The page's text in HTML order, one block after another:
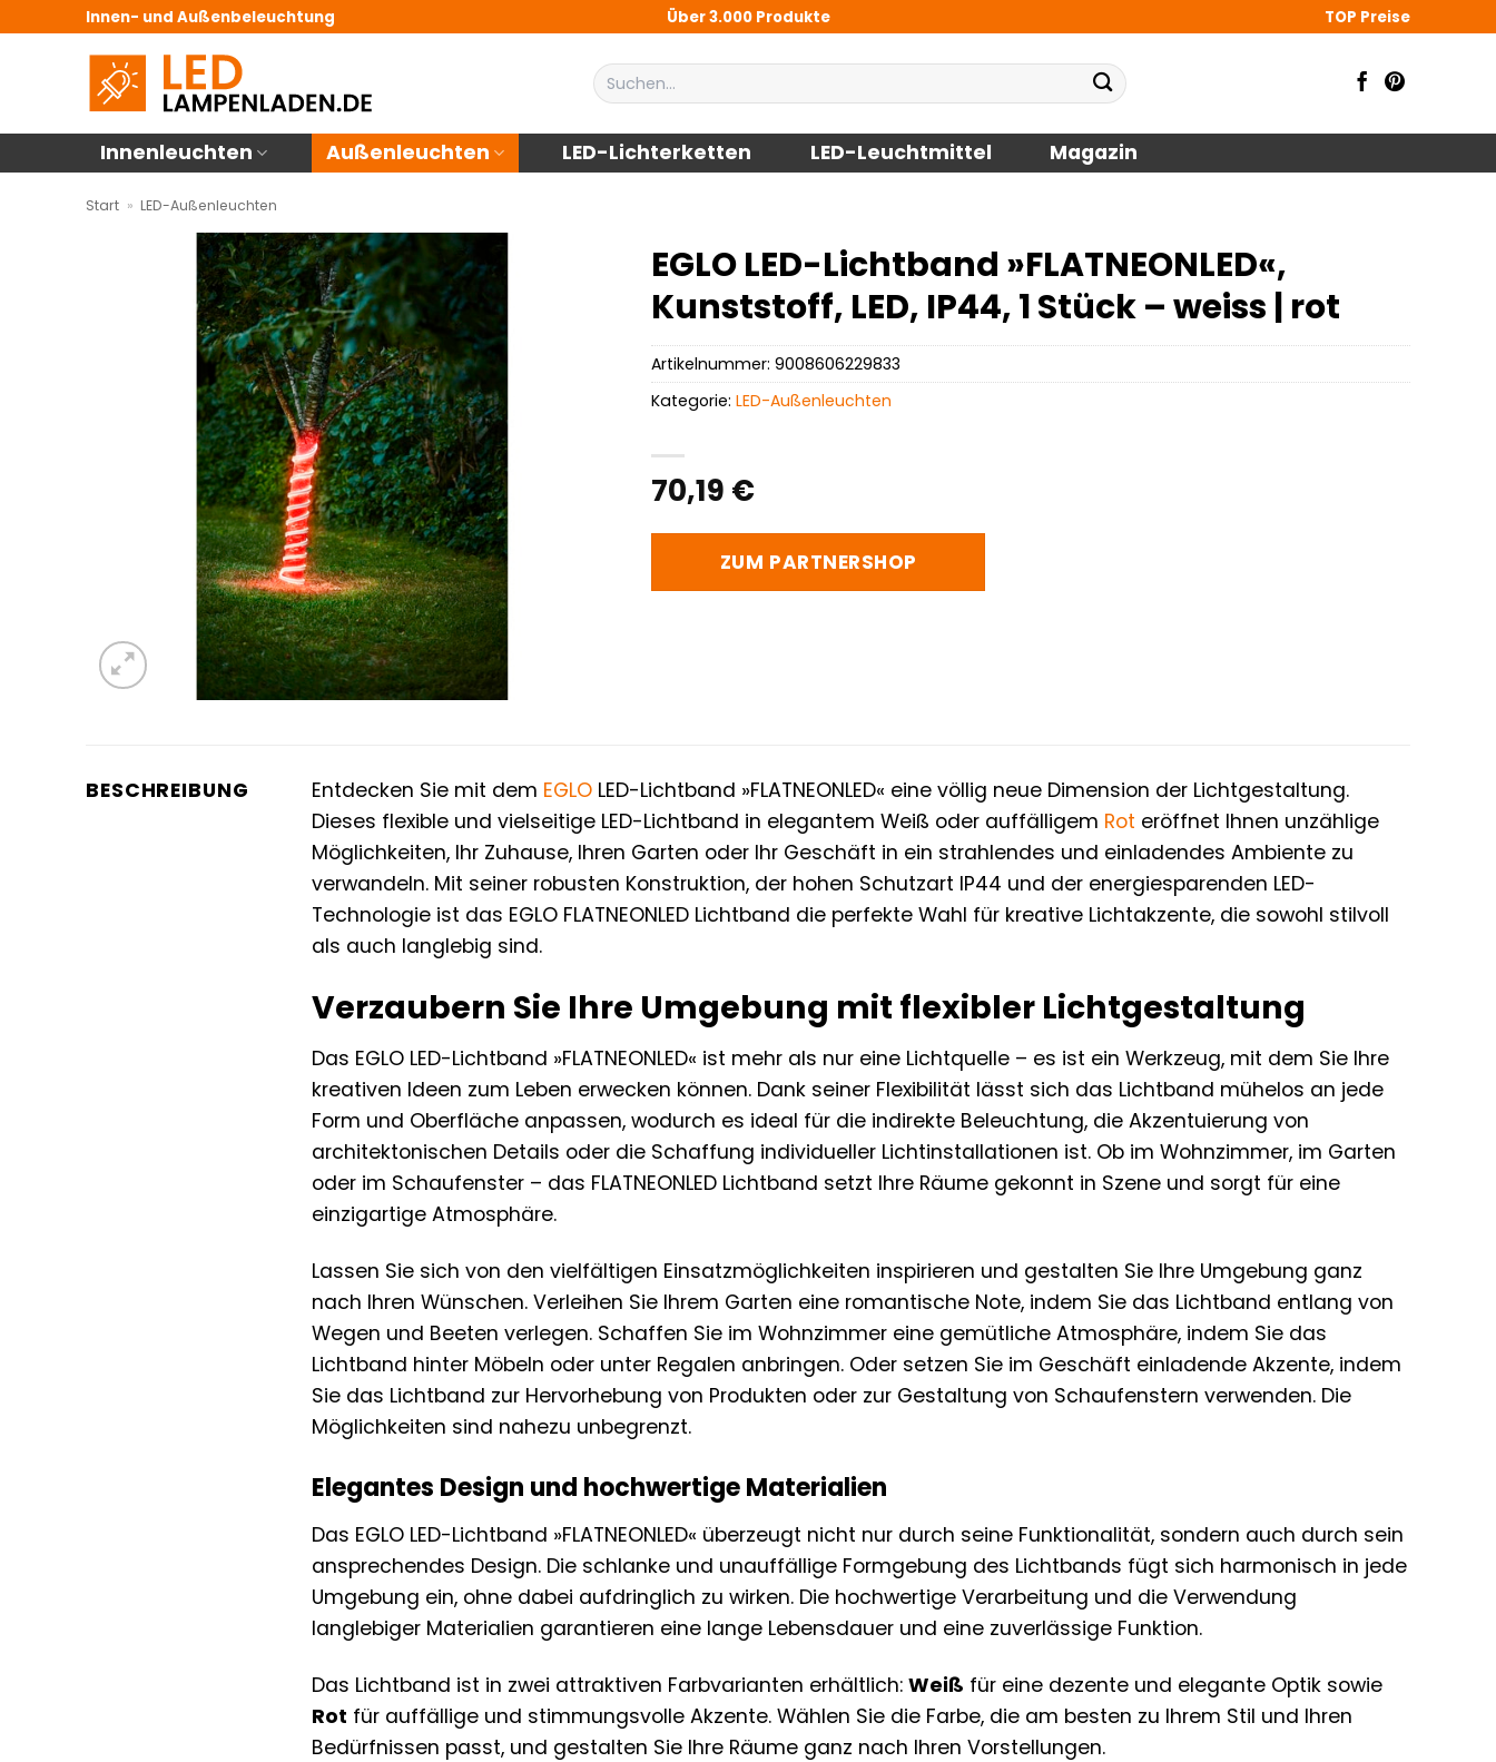
Innen- und Außenbeleuchtung Über 3.000 Produkte TOP Preise
Suchen
nach:
Innenleuchten Außenleuchten LED-Lichterketten LED-Leuchtmittel Magazin
Start » LED-Außenleuchten
EGLO LED-Lichtband »FLATNEONLED«,
Kunststoff, LED, IP44, 1 Stück – weiss | rot
70,19 €
ZUM PARTNERSHOP
Artikelnummer:9008606229833
Kategorie:LED-Außenleuchten
BESCHREIBUNG Entdecken Sie mit dem EGLO LED-Lichtband »FLATNEONLED« eine völlig neue Dimension der Lichtgestaltung.
Dieses flexible und vielseitige LED-Lichtband in elegantem Weiß oder auffälligem Rot eröffnet Ihnen unzählige
Möglichkeiten, Ihr Zuhause, Ihren Garten oder Ihr Geschäft in ein strahlendes und einladendes Ambiente zu
verwandeln. Mit seiner robusten Konstruktion, der hohen Schutzart IP44 und der energiesparenden LED-
Technologie ist das EGLO FLATNEONLED Lichtband die perfekte Wahl für kreative Lichtakzente, die sowohl stilvoll
als auch langlebig sind.
Verzaubern Sie Ihre Umgebung mit flexibler Lichtgestaltung
Das EGLO LED-Lichtband »FLATNEONLED« ist mehr als nur eine Lichtquelle – es ist ein Werkzeug, mit dem Sie Ihre
kreativen Ideen zum Leben erwecken können. Dank seiner Flexibilität lässt sich das Lichtband mühelos an jede
Form und Oberfläche anpassen, wodurch es ideal für die indirekte Beleuchtung, die Akzentuierung von
architektonischen Details oder die Schaffung individueller Lichtinstallationen ist. Ob im Wohnzimmer, im Garten
oder im Schaufenster – das FLATNEONLED Lichtband setzt Ihre Räume gekonnt in Szene und sorgt für eine
einzigartige Atmosphäre.
Lassen Sie sich von den vielfältigen Einsatzmöglichkeiten inspirieren und gestalten Sie Ihre Umgebung ganz
nach Ihren Wünschen. Verleihen Sie Ihrem Garten eine romantische Note, indem Sie das Lichtband entlang von
Wegen und Beeten verlegen. Schaffen Sie im Wohnzimmer eine gemütliche Atmosphäre, indem Sie das
Lichtband hinter Möbeln oder unter Regalen anbringen. Oder setzen Sie im Geschäft einladende Akzente, indem
Sie das Lichtband zur Hervorhebung von Produkten oder zur Gestaltung von Schaufenstern verwenden. Die
Möglichkeiten sind nahezu unbegrenzt.
Elegantes Design und hochwertige Materialien
Das EGLO LED-Lichtband »FLATNEONLED« überzeugt nicht nur durch seine Funktionalität, sondern auch durch sein
ansprechendes Design. Die schlanke und unauffällige Formgebung des Lichtbands fügt sich harmonisch in jede
Umgebung ein, ohne dabei aufdringlich zu wirken. Die hochwertige Verarbeitung und die Verwendung
langlebiger Materialien garantieren eine lange Lebensdauer und eine zuverlässige Funktion.
Das Lichtband ist in zwei attraktiven Farbvarianten erhältlich:Weiß für eine dezente und elegante Optik sowie
Rot für auffällige und stimmungsvolle Akzente. Wählen Sie die Farbe, die am besten zu Ihrem Stil und Ihren
Bedürfnissen passt, und gestalten Sie Ihre Räume ganz nach Ihren Vorstellungen.